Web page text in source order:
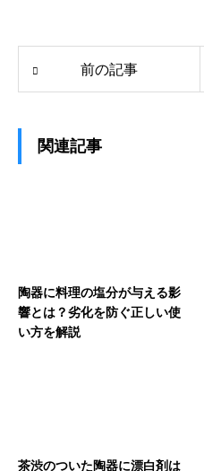
前の記事
関連記事
陶器に料理の塩分が与える影
響とは？劣化を防ぐ正しい使
い方を解説
茶渋のついた陶器に漂白剤は